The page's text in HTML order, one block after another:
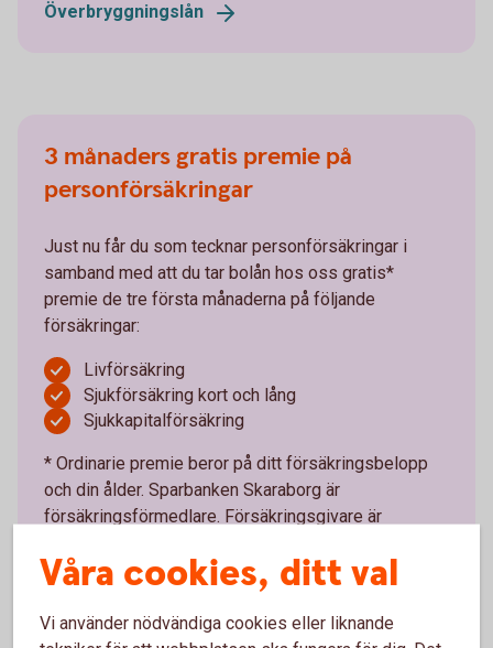
Överbryggningslån
3 månaders gratis premie på
personförsäkringar
Just nu får du som tecknar personförsäkringar i
samband med att du tar bolån hos oss gratis*
premie de tre första månaderna på följande
försäkringar:
Livförsäkring
Sjukförsäkring kort och lång
Sjukkapitalförsäkring
* Ordinarie premie beror på ditt försäkringsbelopp
och din ålder. Sparbanken Skaraborg är
försäkringsförmedlare. Försäkringsgivare är
Ring 0511-280 00 för att ta del av erbjudandet
Våra cookies, ditt val
Vi använder nödvändiga cookies eller liknande